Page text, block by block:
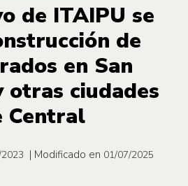
de ITAIPU se
de
en San
otras ciudades
Central
| Modificado en 01/07/2025